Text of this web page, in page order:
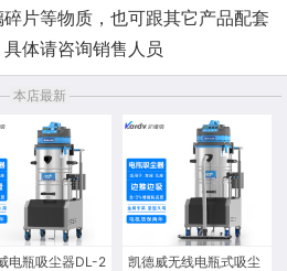
片等物质，也可跟其它产品配套
体请咨询销售人员
本店最新
电瓶吸尘器DL-2
凯德威无线电瓶式吸尘